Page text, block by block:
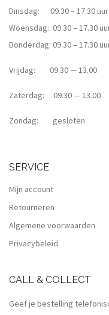
Dinsdag: 09.30 – 17.30 uur
Woensdag: 09.30 – 17.30
Donderdag: 09.30 – 17.30
Vrijdag: 09.30 — 13.00
Zaterdag: 09.30 — 13.00
Zondag: gesloten
SERVICE
Mijn account
Retourneren
Algemene voorwaarden
Privacybeleid
CALL & COLLECT
Geef je bestelling